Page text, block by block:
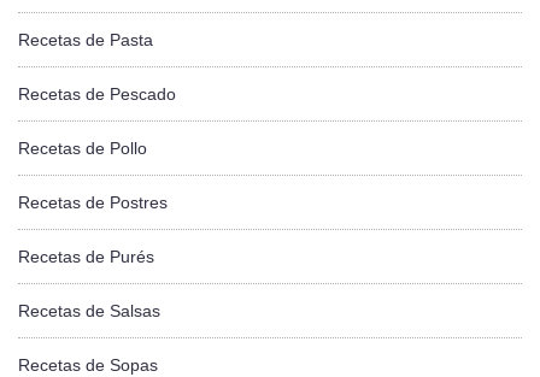
Recetas de Pasta
Recetas de Pescado
Recetas de Pollo
Recetas de Postres
Recetas de Purés
Recetas de Salsas
Recetas de Sopas